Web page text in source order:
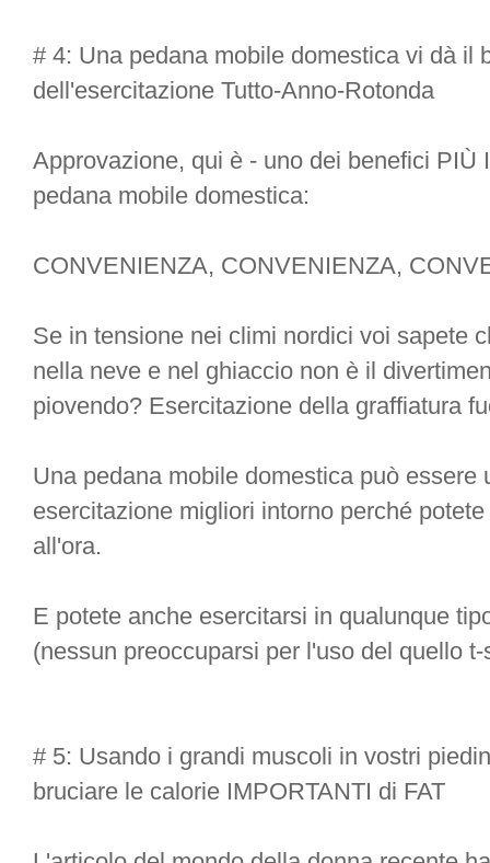
# 4: Una pedana mobile domestica vi dà il
dell'esercitazione Tutto-Anno-Rotonda
Approvazione, qui è - uno dei benefici PIÙ
pedana mobile domestica:
CONVENIENZA, CONVENIENZA,
Se in tensione nei climi nordici voi sapete
nella neve e nel ghiaccio non è il
piovendo? Esercitazione della graffiatura
Una pedana mobile domestica può essere
esercitazione migliori intorno perché
all'ora.
E potete anche esercitarsi in qualunque
(nessun preoccuparsi per l'uso del quello
# 5: Usando i grandi muscoli in vostri
bruciare le calorie IMPORTANTI di FAT